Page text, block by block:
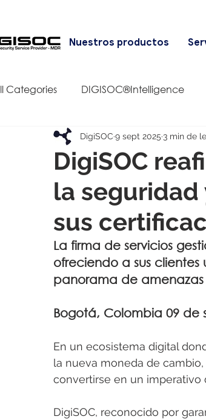
Nuestros productos
Categories DIGISOC®Intelligence
DigiSOC
la seguridad
sus
DigiSOC 9 sept 2025 3 min de
La firma de servicios
ofreciendo a sus
panorama de
Bogotá, Colombia 09 de
En un ecosistema digital
la nueva moneda de
convertirse en un imperativo
DigiSOC, reconocido por